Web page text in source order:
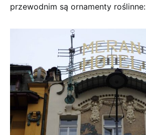
przewodnim są ornamenty roślinne: